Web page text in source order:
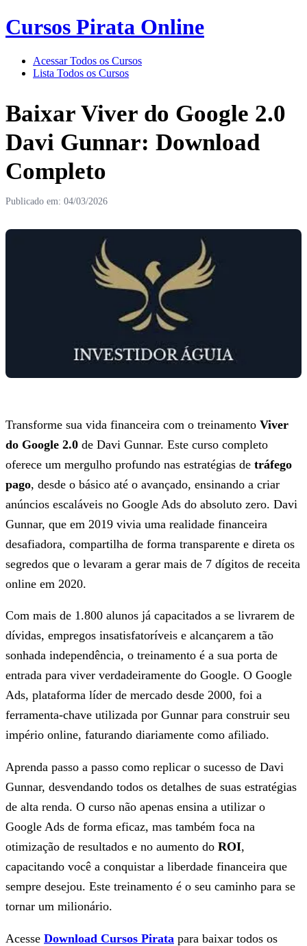
Cursos Pirata Online
Acessar Todos os Cursos
Lista Todos os Cursos
Baixar Viver do Google 2.0
Davi Gunnar: Download
Completo
Publicado em: 04/03/2026
Transforme sua vida financeira com o treinamento Viver
do Google 2.0 de Davi Gunnar. Este curso completo
oferece um mergulho profundo nas estratégias de tráfego
pago, desde o básico até o avançado, ensinando a criar
anúncios escaláveis no Google Ads do absoluto zero. Davi
Gunnar, que em 2019 vivia uma realidade financeira
desafiadora, compartilha de forma transparente e direta os
segredos que o levaram a gerar mais de 7 dígitos de receita
online em 2020.
Com mais de 1.800 alunos já capacitados a se livrarem de
dívidas, empregos insatisfatoríveis e alcançarem a tão
sonhada independência, o treinamento é a sua porta de
entrada para viver verdadeiramente do Google. O Google
Ads, plataforma líder de mercado desde 2000, foi a
ferramenta-chave utilizada por Gunnar para construir seu
império online, faturando diariamente como afiliado.
Aprenda passo a passo como replicar o sucesso de Davi
Gunnar, desvendando todos os detalhes de suas estratégias
de alta renda. O curso não apenas ensina a utilizar o
Google Ads de forma eficaz, mas também foca na
otimização de resultados e no aumento do ROI,
capacitando você a conquistar a liberdade financeira que
sempre desejou. Este treinamento é o seu caminho para se
tornar um milionário.
Acesse Download Cursos Pirata para baixar todos os